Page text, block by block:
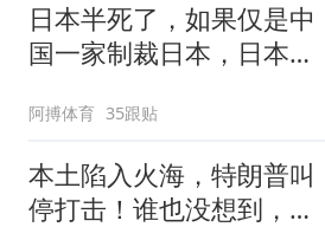
日本半死了，如果仅是中
国一家制裁日本，日本可
阿搏体育 35跟贴
本土陷入火海，特朗普叫
停打击！谁也没想到，中